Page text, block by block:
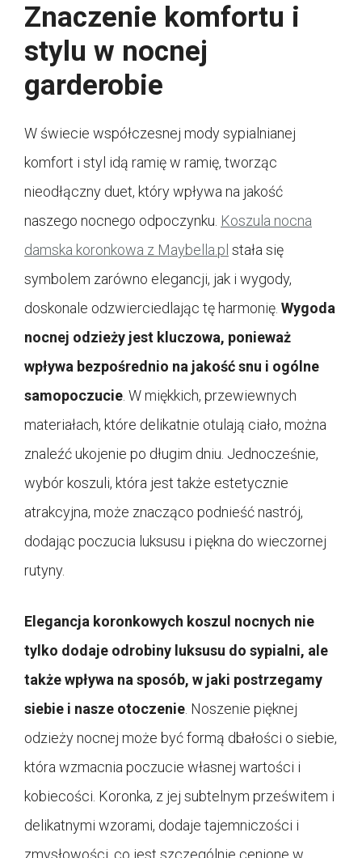
Znaczenie komfortu i
stylu w nocnej
garderobie
W świecie współczesnej mody sypialnianej
komfort i styl idą ramię w ramię, tworząc
nieodłączny duet, który wpływa na jakość
naszego nocnego odpoczynku. Koszula nocna
damska koronkowa z Maybella.pl stała się
symbolem zarówno elegancji, jak i wygody,
doskonale odzwierciedlając tę harmonię. Wygoda
nocnej odzieży jest kluczowa, ponieważ
wpływa bezpośrednio na jakość snu i ogólne
samopoczucie. W miękkich, przewiewnych
materiałach, które delikatnie otulają ciało, można
znaleźć ukojenie po długim dniu. Jednocześnie,
wybór koszuli, która jest także estetycznie
atrakcyjna, może znacząco podnieść nastrój,
dodając poczucia luksusu i piękna do wieczornej
rutyny.
Elegancja koronkowych koszul nocnych nie
tylko dodaje odrobiny luksusu do sypialni, ale
także wpływa na sposób, w jaki postrzegamy
siebie i nasze otoczenie. Noszenie pięknej
odzieży nocnej może być formą dbałości o siebie,
która wzmacnia poczucie własnej wartości i
kobiecości. Koronka, z jej subtelnym prześwitem i
delikatnymi wzorami, dodaje tajemniczości i